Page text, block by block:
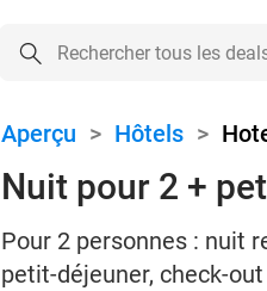
Aperçu > Hôtels >
Nuit pour 2 +
Pour 2 personnes : nuit
petit-déjeuner, check-